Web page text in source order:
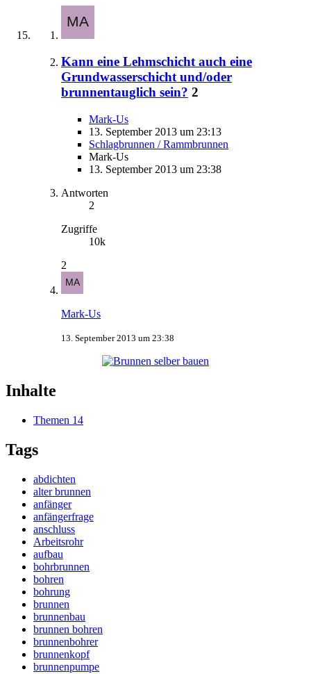
Kann eine Lehmschicht auch eine
Grundwasserschicht und/oder
brunnentauglich sein? 2
Mark-Us
13. September 2013 um 23:13
Schlagbrunnen / Rammbrunnen
Mark-Us
13. September 2013 um 23:38
Antworten
2
Zugriffe
10k
2
Mark-Us
13. September 2013 um 23:38
Inhalte
Themen 14
Tags
abdichten
alter brunnen
anfänger
anfängerfrage
anschluss
Arbeitsrohr
aufbau
bohrbrunnen
bohren
bohrung
brunnen
brunnenbau
brunnen bohren
brunnenbohrer
brunnenkopf
brunnenpumpe